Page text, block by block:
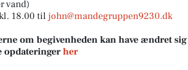
vand)
18.00 til john@mandegruppen9230.dk
om begivenheden kan have ændret sig
opdateringer her